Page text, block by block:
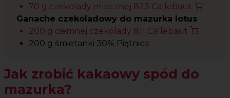
70 g czekolady mlecznej 823 Callebaut
Ganache czekoladowy do mazurka lotus
200 g ciemnej czekolady 811 Callebaut
200 g śmietanki 30% Piątnica
Jak zrobić kakaowy spód do
mazurka?